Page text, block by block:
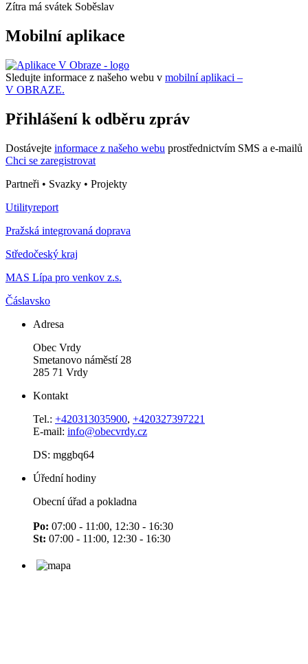
Zítra má svátek Soběslav
Mobilní aplikace
Sledujte informace z našeho webu v mobilní aplikaci –
V OBRAZE.
Přihlášení k odběru zpráv
Dostávejte informace z našeho webu prostřednictvím SMS a e-mailů
Chci se zaregistrovat
Partneři • Svazky • Projekty
Utilityreport
Pražská integrovaná doprava
Středočeský kraj
MAS Lípa pro venkov z.s.
Čáslavsko
Adresa
Obec Vrdy
Smetanovo náměstí 28
285 71 Vrdy
Kontakt
Tel.: +420313035900, +420327397221
E-mail: info@obecvrdy.cz
DS: mggbq64
Úřední hodiny
Obecní úřad a pokladna
Po: 07:00 - 11:00, 12:30 - 16:30
St: 07:00 - 11:00, 12:30 - 16:30